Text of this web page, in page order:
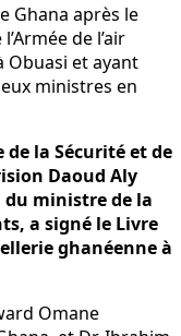
Ghana après le
de l’air
Obuasi et ayant
ministres en
la Sécurité et de
Daoud Aly
ministre de la
a signé le Livre
ghanéenne à
Omane